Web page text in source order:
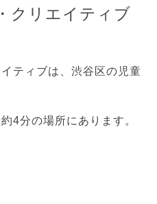
クリエイティブ
ティブは、渋谷区の児童
4分の場所にあります。